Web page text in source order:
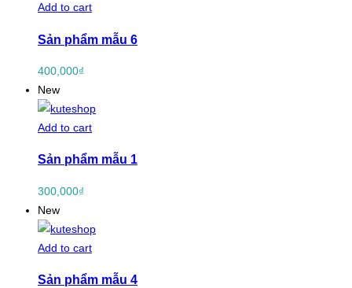
Add to cart
Sản phẩm mẫu 6
400,000₫
New
Add to cart
Sản phẩm mẫu 1
300,000₫
New
Add to cart
Sản phẩm mẫu 4